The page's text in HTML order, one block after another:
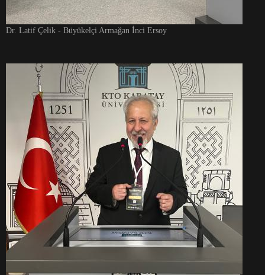
Dr. Latif Çelik - Büyükelçi Armağan İnci Ersoy